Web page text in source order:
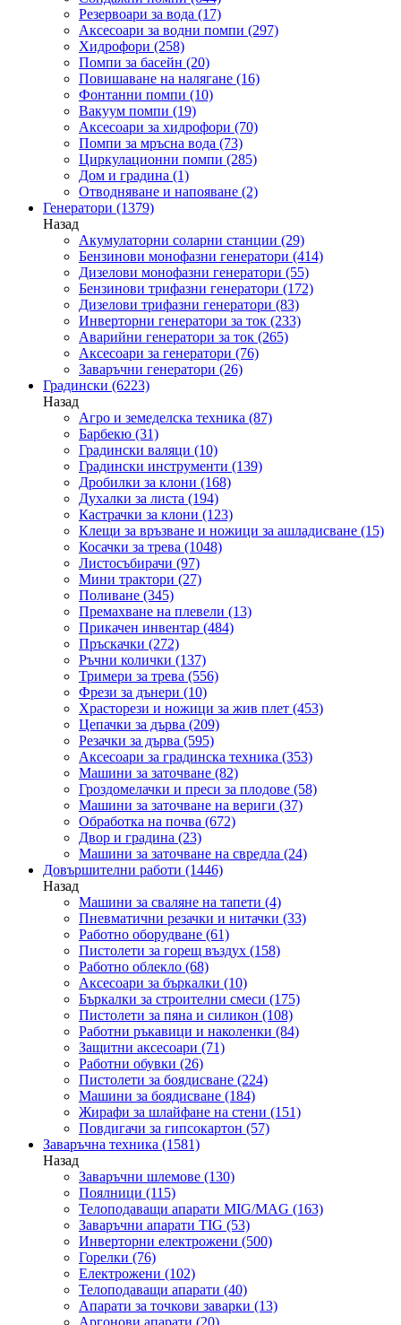
Резервоари за вода (17)
Аксесоари за водни помпи (297)
Хидрофори (258)
Помпи за басейн (20)
Повишаване на налягане (16)
Фонтанни помпи (10)
Вакуум помпи (19)
Аксесоари за хидрофори (70)
Помпи за мръсна вода (73)
Циркулационни помпи (285)
Дом и градина (1)
Отводняване и напояване (2)
Генератори (1379)
Назад
Акумулаторни соларни станции (29)
Бензинови монофазни генератори (414)
Дизелови монофазни генератори (55)
Бензинови трифазни генератори (172)
Дизелови трифазни генератори (83)
Инверторни генератори за ток (233)
Аварийни генератори за ток (265)
Аксесоари за генератори (76)
Заваръчни генератори (26)
Градински (6223)
Назад
Агро и земеделска техника (87)
Барбекю (31)
Градински валяци (10)
Градински инструменти (139)
Дробилки за клони (168)
Духалки за листа (194)
Кастрачки за клони (123)
Клещи за връзване и ножици за ашладисване (15)
Косачки за трева (1048)
Листосъбирачи (97)
Мини трактори (27)
Поливане (345)
Премахване на плевели (13)
Прикачен инвентар (484)
Пръскачки (272)
Ръчни колички (137)
Тримери за трева (556)
Фрези за дънери (10)
Храсторези и ножици за жив плет (453)
Цепачки за дърва (209)
Резачки за дърва (595)
Аксесоари за градинска техника (353)
Машини за заточване (82)
Гроздомелачки и преси за плодове (58)
Машини за заточване на вериги (37)
Обработка на почва (672)
Двор и градина (23)
Машини за заточване на свредла (24)
Довършителни работи (1446)
Назад
Машини за сваляне на тапети (4)
Пневматични резачки и нитачки (33)
Работно оборудване (61)
Пистолети за горещ въздух (158)
Работно облекло (68)
Аксесоари за бъркалки (10)
Бъркалки за строителни смеси (175)
Пистолети за пяна и силикон (108)
Работни ръкавици и наколенки (84)
Защитни аксесоари (71)
Работни обувки (26)
Пистолети за боядисване (224)
Машини за боядисване (184)
Жирафи за шлайфане на стени (151)
Повдигачи за гипсокартон (57)
Заваръчна техника (1581)
Назад
Заваръчни шлемове (130)
Поялници (115)
Телоподаващи апарати MIG/MAG (163)
Заваръчни апарати TIG (53)
Инверторни електрожени (500)
Горелки (76)
Електрожени (102)
Телоподаващи апарати (40)
Апарати за точкови заварки (13)
Аргонови апарати (20)